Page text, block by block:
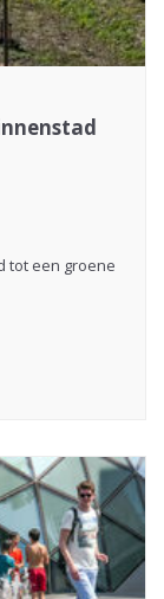
tot een groene